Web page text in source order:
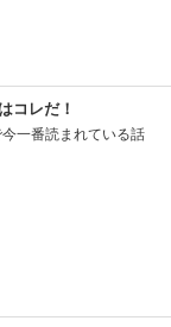
コレだ！
一番読まれている話